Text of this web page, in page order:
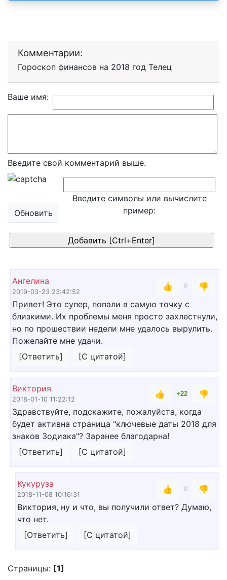
Комментарии:
Гороскоп финансов на 2018 год Телец
Ваше имя:
Введите свой комментарий выше.
Обновить
Введите символы или вычислите
пример:
Ангелина
2019-03-23 23:42:52
👍 0
👎
Привет! Это супер, попали в самую точку с
близкими. Их проблемы меня просто захлестнули,
но по прошествии недели мне удалось вырулить.
Пожелайте мне удачи.
[Ответить]
[С цитатой]
Виктория
2018-01-10 11:22:12
👍 +22
👎
Здравствуйте, подскажите, пожалуйста, когда
будет активна страница "ключевые даты 2018 для
знаков Зодиака"? Заранее благодарна!
[Ответить]
[С цитатой]
Кукуруза
2018-11-08 10:16:31
👍 0
👎
Виктория, ну и что, вы получили ответ? Думаю,
что нет.
[Ответить]
[С цитатой]
Страницы: [1]